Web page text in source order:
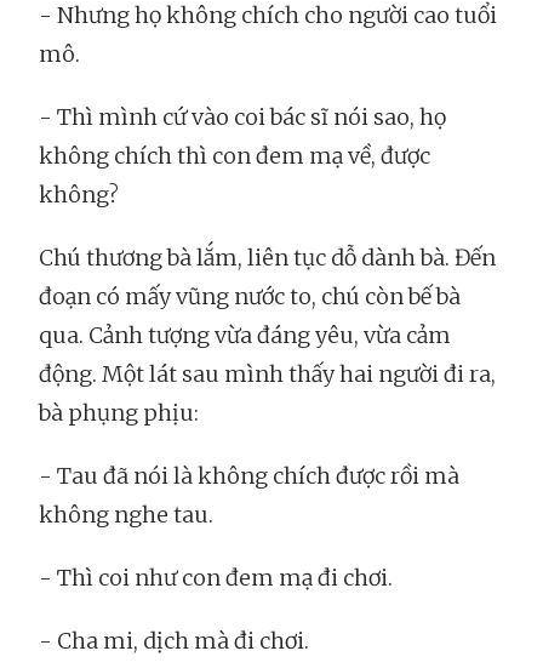
- Nhưng họ không chích cho người cao tuổi
mô.
- Thì mình cứ vào coi bác sĩ nói sao, họ
không chích thì con đem mạ về, được
không?
Chú thương bà lắm, liên tục dỗ dành bà. Đến
đoạn có mấy vũng nước to, chú còn bế bà
qua. Cảnh tượng vừa đáng yêu, vừa cảm
động. Một lát sau mình thấy hai người đi ra,
bà phụng phịu:
- Tau đã nói là không chích được rồi mà
không nghe tau.
- Thì coi như con đem mạ đi chơi.
- Cha mi, dịch mà đi chơi.